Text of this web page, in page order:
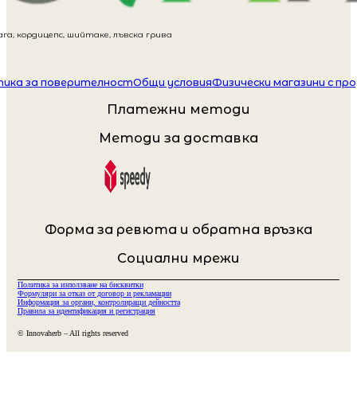
кордицепс, шийтаке, лъвска грива
за поверителностОбщи условияФизически магазини с
Платежни методи
Методи за доставка
Форма за ревюта и обратна връзка
Социални мрежи
Политика за използване на бисквитки
Формуляри за отказ от договор и рекламации
Информация за органи, контролиращи дейността
Правила за идентификация и регистрация
© Innovaherb – All rights reserved